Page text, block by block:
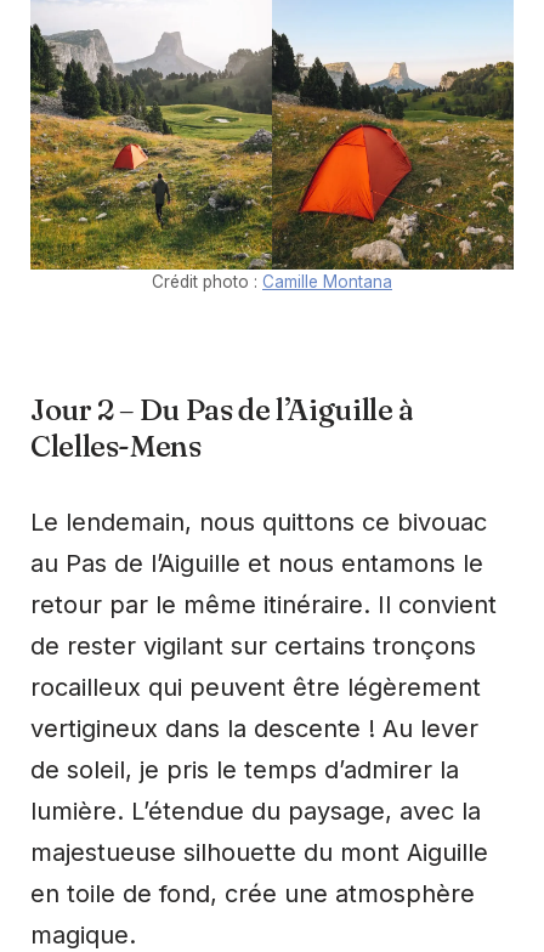
Crédit photo : Camille Montana
Jour 2 – Du Pas de l’Aiguille à
Clelles-Mens
Le lendemain, nous quittons ce bivouac
au Pas de l’Aiguille et nous entamons le
retour par le même itinéraire. Il convient
de rester vigilant sur certains tronçons
rocailleux qui peuvent être légèrement
vertigineux dans la descente ! Au lever
de soleil, je pris le temps d’admirer la
lumière. L’étendue du paysage, avec la
majestueuse silhouette du mont Aiguille
en toile de fond, crée une atmosphère
magique.